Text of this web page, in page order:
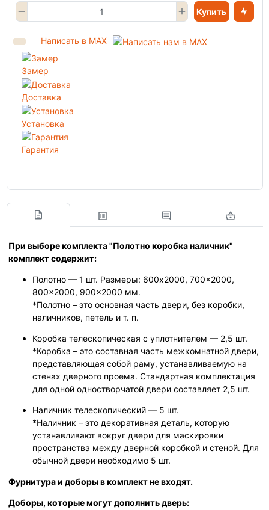
Купить
Написать в MAX
Замер
Доставка
Установка
Гарантия
При выборе комплекта "Полотно коробка наличник"
комплект содержит:
Полотно — 1 шт. Размеры: 600x2000, 700x2000,
800x2000, 900x2000 мм.
*Полотно – это основная часть двери, без коробки,
наличников, петель и т. п.
Коробка телескопическая с уплотнителем — 2,5 шт.
*Коробка – это составная часть межкомнатной двери,
представляющая собой раму, устанавливаемую на
стенах дверного проема. Стандартная комплектация
для одной одностворчатой двери составляет 2,5 шт.
Наличник телескопический — 5 шт.
*Наличник – это декоративная деталь, которую
устанавливают вокруг двери для маскировки
пространства между дверной коробкой и стеной. Для
обычной двери необходимо 5 шт.
Фурнитура и доборы в комплект не входят.
Доборы, которые могут дополнить дверь: